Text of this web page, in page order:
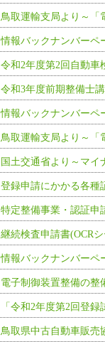
鳥取運輸支局より～「
情報バックナンバーペ
令和2年度第2回自動車
令和3年度前期整備士
情報バックナンバーペ
鳥取運輸支局より～「
国土交通省より～マイ
登録申請にかかる各種
特定整備事業・認証申
継続検査申請書(OCR
情報バックナンバーペ
電子制御装置整備の整
「令和2年度第2回登
鳥取県中古自動車販売